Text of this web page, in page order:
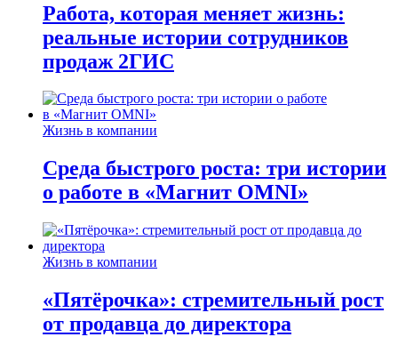
Работа, которая меняет жизнь:
реальные истории сотрудников
продаж 2ГИС
Жизнь в компании
Среда быстрого роста: три истории
о работе в «Магнит OMNI»
Жизнь в компании
«Пятёрочка»: стремительный рост
от продавца до директора